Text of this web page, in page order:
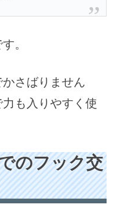
。
さばりません
も入りやすく使
のフック交